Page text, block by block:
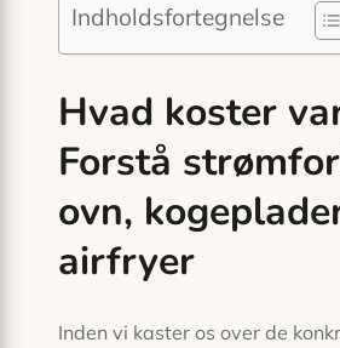
Indholdsfortegnelse
Hvad koster
Forstå
ovn,
airfryer
Inden vi kaster os over de